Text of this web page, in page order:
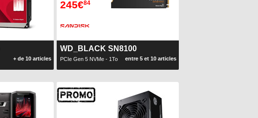
+ de 10 articles
245€84
WD_BLACK SN8100
PCIe Gen 5 NVMe - 1To entre 5 et 10 articles